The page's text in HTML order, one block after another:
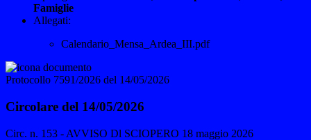
Famiglie
Allegati:
Calendario_Mensa_Ardea_III.pdf
Protocollo 7591/2026 del 14/05/2026
Circolare del 14/05/2026
Circ. n. 153 - AVVISO Dl SCIOPERO 18 maggio 2026